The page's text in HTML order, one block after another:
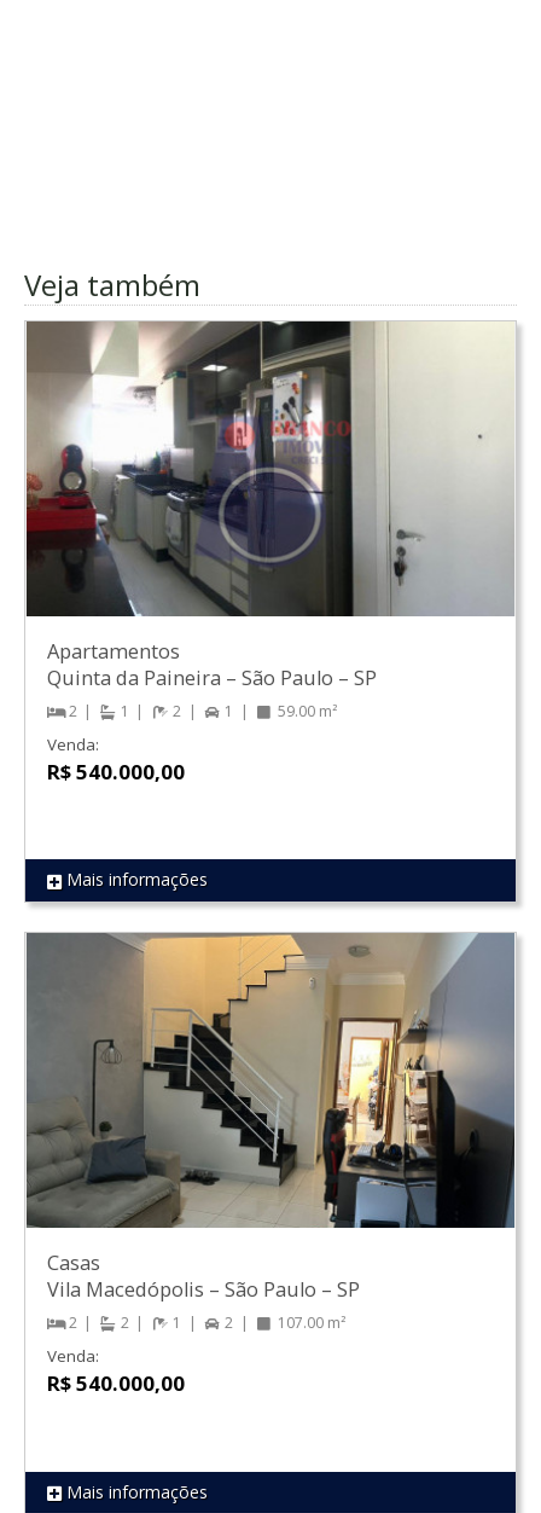
Veja também
REF 1560
Apartamentos
Quinta da Paineira – São Paulo – SP
2 1 2 1 59.00 m²
Venda:
R$ 540.000,00
Mais informações
REF 1706
Casas
Vila Macedópolis – São Paulo – SP
2 2 1 2 107.00 m²
Venda:
R$ 540.000,00
Mais informações